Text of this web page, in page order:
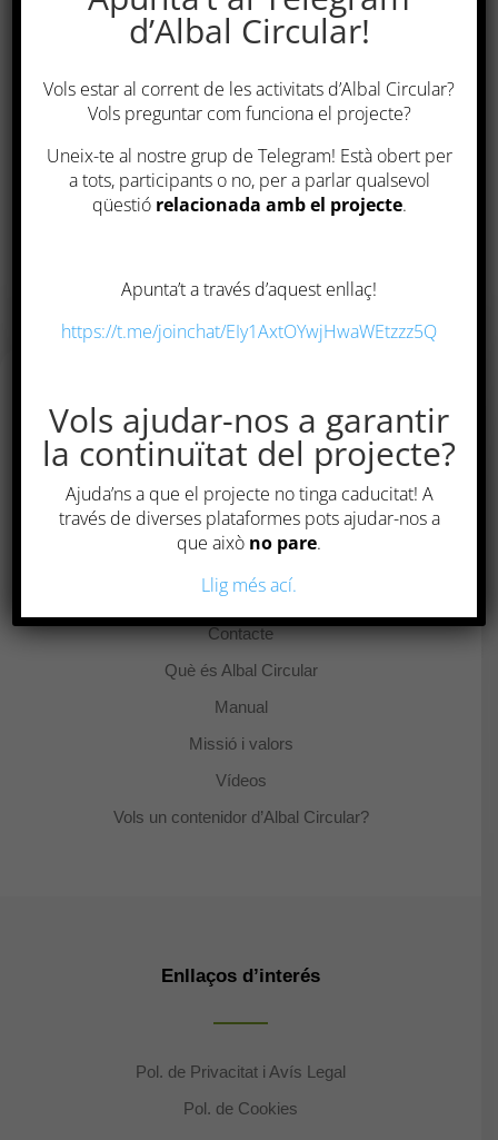
Mapa web
Inici
Com va Albal Circular?
Contacte
Què és Albal Circular
Manual
Missió i valors
Vídeos
Vols un contenidor d’Albal Circular?
Enllaços d’interés
Pol. de Privacitat i Avís Legal
Pol. de Cookies
d’Albal Circular!
Vols estar al corrent de les activitats d’Albal Circular?
Vols preguntar com funciona el projecte?
Uneix-te al nostre grup de Telegram! Està obert per
a tots, participants o no, per a parlar qualsevol
qüestió relacionada amb el projecte.
Apunta’t a través d’aquest enllaç!
https://t.me/joinchat/EIy1AxtOYwjHwaWEtzzz5Q
Vols ajudar-nos a garantir
la continuïtat del projecte?
Ajuda’ns a que el projecte no tinga caducitat! A
través de diverses plataformes pots ajudar-nos a
que això no pare.
Llig més ací.